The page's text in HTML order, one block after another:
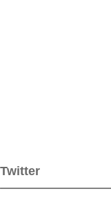
Twitter